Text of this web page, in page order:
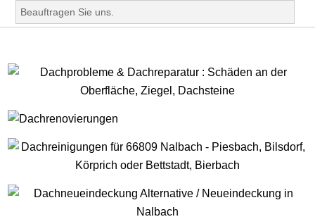
Beauftragen Sie uns.